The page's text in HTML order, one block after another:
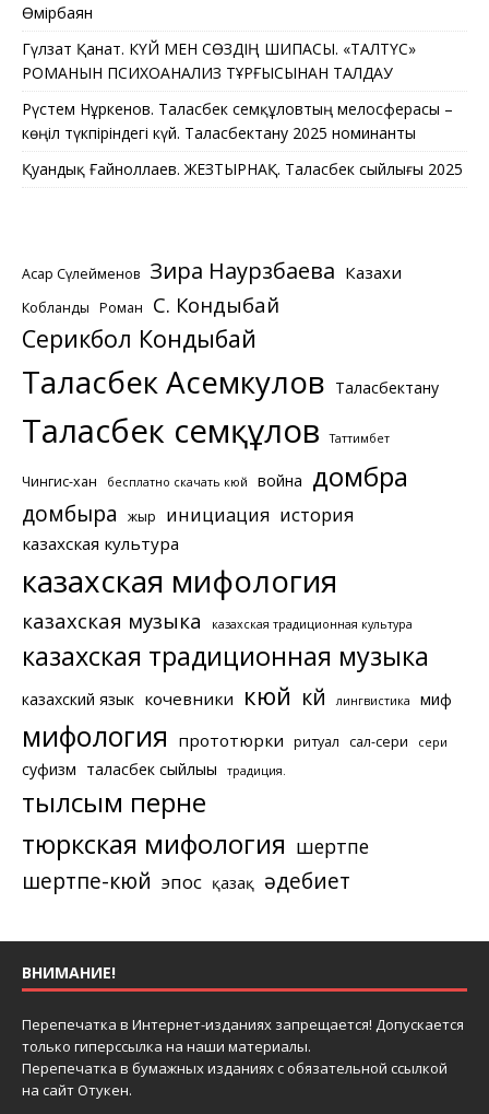
Өмірбаян
Гүлзат Қанат. КҮЙ МЕН СӨЗДІҢ ШИПАСЫ. «ТАЛТҮС»
РОМАНЫН ПСИХОАНАЛИЗ ТҰРҒЫСЫНАН ТАЛДАУ
Рүстем Нұркенов. Таласбек Әсемқұловтың мелосферасы –
көңіл түкпіріндегі күй. Таласбектану 2025 номинанты
Қуандық Ғайноллаев. ЖЕЗТЫРНАҚ. Таласбек сыйлығы 2025
Асқар Сүлейменов Зира Наурзбаева Казахи
Кобланды Роман С. Кондыбай
Серикбол Кондыбай
Таласбек Асемкулов Таласбектану
Таласбек Әсемқұлов Таттимбет
Чингис-хан бесплатно скачать кюй война домбра
домбыра жыр инициация история
казахская культура
казахская мифология
казахская музыка казахская традиционная культура
казахская традиционная музыка
казахский язык кочевники кюй күй лингвистика миф
мифология прототюрки ритуал сал-сери сери
суфизм таласбек сыйлығы традиция.
тылсым перне
тюркская мифология шертпе
шертпе-кюй эпос қазақ әдебиет
ВНИМАНИЕ!
Перепечатка в Интернет-изданиях запрещается! Допускается
только гиперссылка на наши материалы.
Перепечатка в бумажных изданиях с обязательной ссылкой
на сайт Отукен.